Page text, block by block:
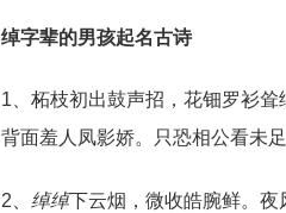
绰字辈的男孩起名古诗
1、柘枝初出鼓声招，花钿罗衫耸
背面羞人凤影娇。只恐相公看未
2、 绰绰下云烟，微收皓腕鲜。